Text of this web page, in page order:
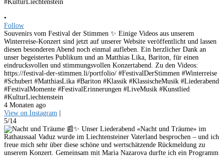
•
Follow
Souvenirs vom Festival der Stimmen ✨ Einige Videos aus unserem
Winterreise-Konzert sind jetzt auf unserer Website veröffentlicht und lassen
diesen besonderen Abend noch einmal aufleben. Ein herzlicher Dank an
unser begeistertes Publikum und an Matthias Lika, Bariton, für einen
eindrucksvollen und stimmungsvollen Konzertabend. Zu den Videos:
https://festival-der-stimmen.li/portfolio/ #FestivalDerStimmen #Winterreise
#Schubert #MatthiasLika #Bariton #Klassik #KlassischeMusik #Liederabend
#FestivalMomente #FestivalErinnerungen #LiveMusik #Kunstlied
#KulturLiechtenstein
4 Monaten ago
View on Instagram
5/14